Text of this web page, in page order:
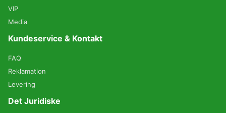
VIP
Media
Kundeservice & Kontakt
FAQ
Reklamation
Levering
Det Juridiske